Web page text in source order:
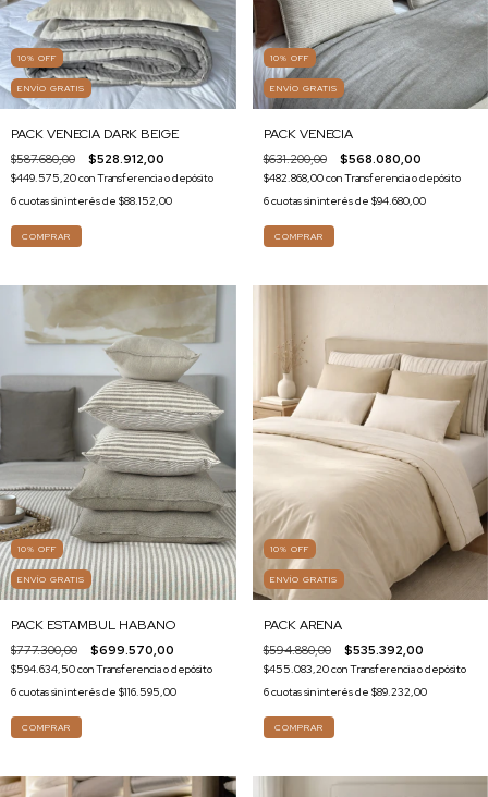
10% OFF
ENVÍO GRATIS
PACK VENECIA DARK BEIGE
$587.680,00 $528.912,00
$449.575,20conTransferencia o depósito
6cuotas sin interés de $88.152,00
COMPRAR
10% OFF
ENVÍO GRATIS
PACK VENECIA
$631.200,00 $568.080,00
$482.868,00conTransferencia o depósito
6cuotas sin interés de $94.680,00
COMPRAR
10% OFF
ENVÍO GRATIS
PACK ESTAMBUL HABANO
$777.300,00 $699.570,00
$594.634,50conTransferencia o depósito
6cuotas sin interés de $116.595,00
COMPRAR
10% OFF
ENVÍO GRATIS
PACK ARENA
$594.880,00 $535.392,00
$455.083,20conTransferencia o depósito
6cuotas sin interés de $89.232,00
COMPRAR